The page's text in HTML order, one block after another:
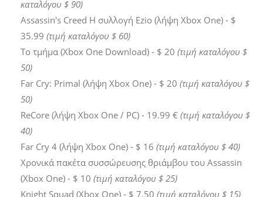
καταλόγου $ 90)
Assassin's Creed Η συλλογή Ezio (λήψη Xbox One) - $
35.99 (τιμή καταλόγου $ 60)
Το τμήμα (Xbox One Download) - $ 20 (τιμή καταλόγου $
50)
Far Cry: Primal (λήψη Xbox One) - $ 20 (τιμή καταλόγου $
50)
ReCore (λήψη Xbox One / PC) - 19.99 € (τιμή καταλόγου $
40)
Far Cry 4 (λήψη Xbox One) - $ 16 (τιμή καταλόγου $ 40)
Χρονικά πακέτα συσσώρευσης θριάμβου του Assassin
(Xbox One) - $ 10 (τιμή καταλόγου $ 25)
Knight Squad (Xbox One) - $ 7.50 (τιμή καταλόγου $ 15)